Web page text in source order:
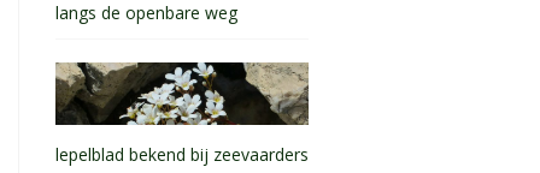
langs de openbare weg
lepelblad bekend bij zeevaarders